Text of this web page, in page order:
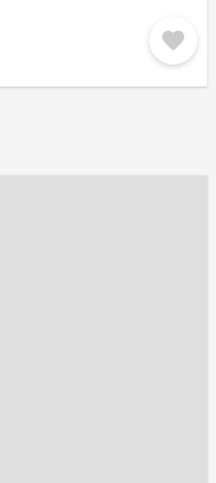
favorite